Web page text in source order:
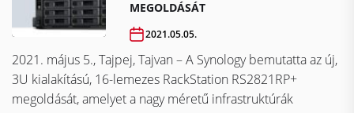
MEGOLDÁSÁT
2021.05.05.
2021. május 5., Tajpej, Tajvan – A Synology bemutatta az új,
3U kialakítású, 16-lemezes RackStation RS2821RP+
megoldását, amelyet a nagy méretű infrastruktúrák